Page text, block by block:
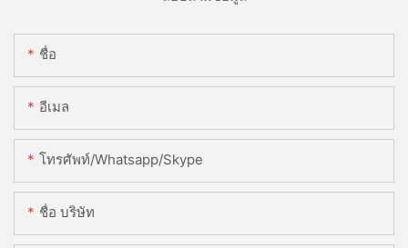
ชื่อ
อีเมล
โทรศัพท์/whatsapp/skype
ชื่อ บริษัท